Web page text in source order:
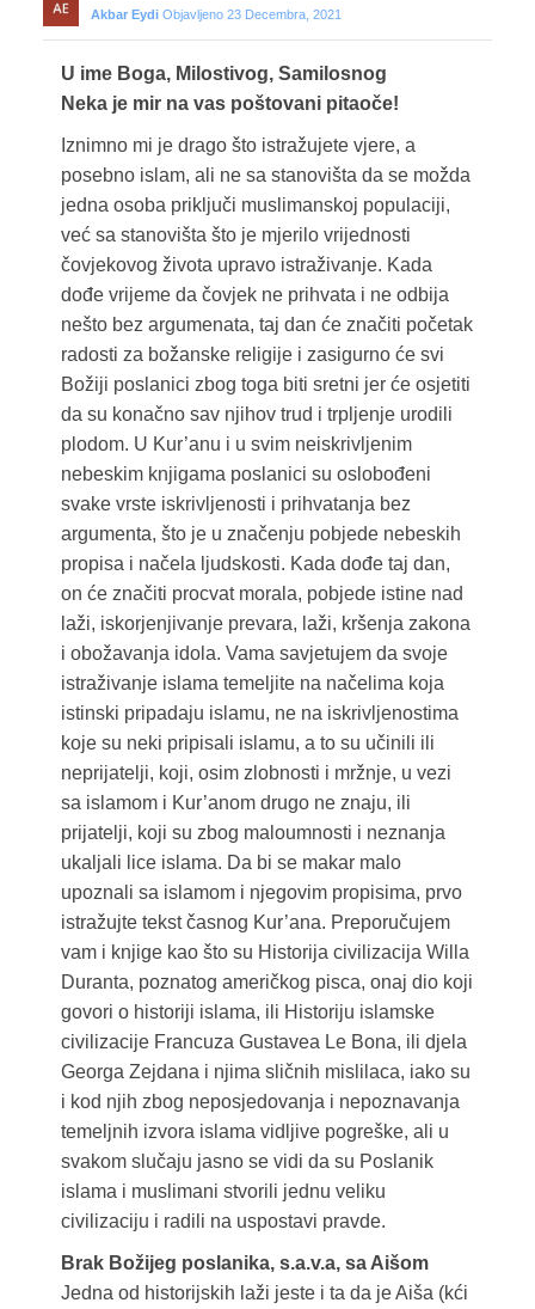
Akbar Eydi Objavljeno 23 Decembra, 2021
U ime Boga, Milostivog, Samilosnog
Neka je mir na vas poštovani pitaoče!
Iznimno mi je drago što istražujete vjere, a
posebno islam, ali ne sa stanovišta da se možda
jedna osoba priključi muslimanskoj populaciji,
već sa stanovišta što je mjerilo vrijednosti
čovjekovog života upravo istraživanje. Kada
dođe vrijeme da čovjek ne prihvata i ne odbija
nešto bez argumenata, taj dan će značiti početak
radosti za božanske religije i zasigurno će svi
Božiji poslanici zbog toga biti sretni jer će osjetiti
da su konačno sav njihov trud i trpljenje urodili
plodom. U Kur’anu i u svim neiskrivljenim
nebeskim knjigama poslanici su oslobođeni
svake vrste iskrivljenosti i prihvatanja bez
argumenta, što je u značenju pobjede nebeskih
propisa i načela ljudskosti. Kada dođe taj dan,
on će značiti procvat morala, pobjede istine nad
laži, iskorjenjivanje prevara, laži, kršenja zakona
i obožavanja idola. Vama savjetujem da svoje
istraživanje islama temeljite na načelima koja
istinski pripadaju islamu, ne na iskrivljenostima
koje su neki pripisali islamu, a to su učinili ili
neprijatelji, koji, osim zlobnosti i mržnje, u vezi
sa islamom i Kur’anom drugo ne znaju, ili
prijatelji, koji su zbog maloumnosti i neznanja
ukaljali lice islama. Da bi se makar malo
upoznali sa islamom i njegovim propisima, prvo
istražujte tekst časnog Kur’ana. Preporučujem
vam i knjige kao što su Historija civilizacija Willa
Duranta, poznatog američkog pisca, onaj dio koji
govori o historiji islama, ili Historiju islamske
civilizacije Francuza Gustavea Le Bona, ili djela
Georga Zejdana i njima sličnih mislilaca, iako su
i kod njih zbog neposjedovanja i nepoznavanja
temeljnih izvora islama vidljive pogreške, ali u
svakom slučaju jasno se vidi da su Poslanik
islama i muslimani stvorili jednu veliku
civilizaciju i radili na uspostavi pravde.
Brak Božijeg poslanika, s.a.v.a, sa Aišom
Jedna od historijskih laži jeste i ta da je Aiša (kći